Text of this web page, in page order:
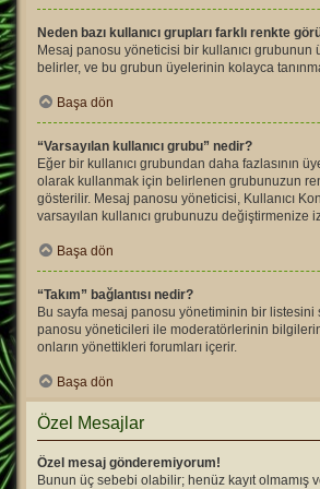
Neden bazı kullanıcı grupları farklı renkte
Mesaj panosu yöneticisi bir kullanıcı grubunun
belirler, ve bu grubun üyelerinin kolayca
Başa dön
“Varsayılan kullanıcı grubu” nedir?
Eğer bir kullanıcı grubundan daha fazlasının
olarak kullanmak için belirlenen grubunuzun
gösterilir. Mesaj panosu yöneticisi, Kullanıcı
varsayılan kullanıcı grubunuzu değiştirmenize
Başa dön
“Takım” bağlantısı nedir?
Bu sayfa mesaj panosu yönetiminin bir listesini
panosu yöneticileri ile moderatörlerinin
onların yönettikleri forumları içerir.
Başa dön
Özel Mesajlar
Özel mesaj gönderemiyorum!
Bunun üç sebebi olabilir; henüz kayıt olmamış